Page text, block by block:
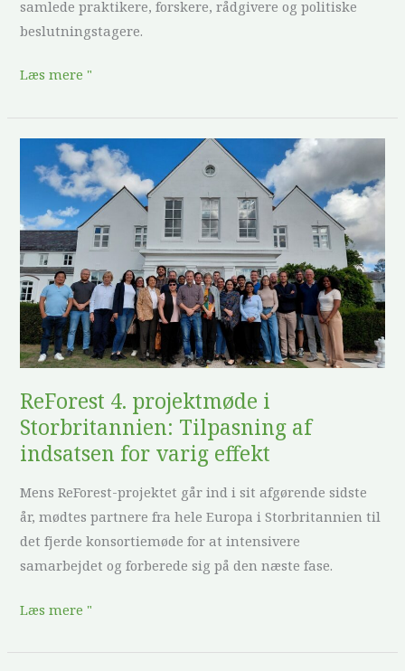
samlede praktikere, forskere, rådgivere og politiske
beslutningstagere.
Læs mere "
ReForest 4. projektmøde i
Storbritannien: Tilpasning af
indsatsen for varig effekt
Mens ReForest-projektet går ind i sit afgørende sidste
år, mødtes partnere fra hele Europa i Storbritannien til
det fjerde konsortiemøde for at intensivere
samarbejdet og forberede sig på den næste fase.
ReForest
projektmøde
i
Storbritannien:
Tilpasning
af
indsatsen
for
varig
effekt
Læs mere "